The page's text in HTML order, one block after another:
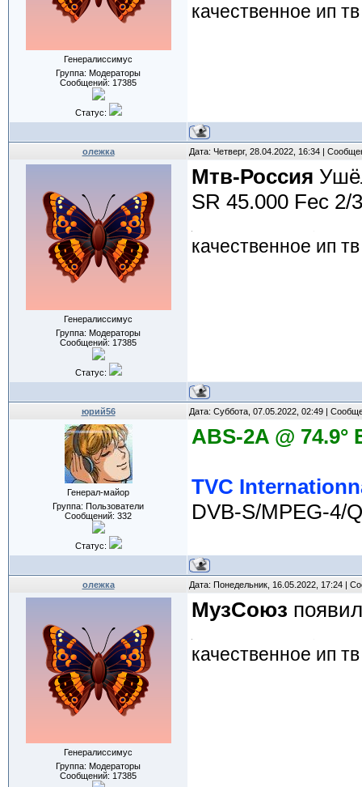
Генералиссимус
Группа: Модераторы
Сообщений: 17385
Статус:
качественное ип
олежка Дата: Четверг, 28.04.2022, 16:34 |
Генералиссимус
Группа: Модераторы
Сообщений: 17385
Статус:
Мтв-Россия
SR 45.000 Fec 2/
качественное ип
юрий56 Дата: Суббота, 07.05.2022, 02:49 |
Генерал-майор
Группа: Пользователи
Сообщений: 332
Статус:
ABS-2A @ 74.9°
TVC
DVB-S/MPEG-4/
олежка Дата: Понедельник, 16.05.2022, 17:24 |
Генералиссимус
Группа: Модераторы
Сообщений: 17385
МузСоюз
качественное ип